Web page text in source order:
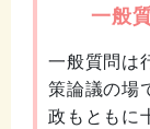
一般
一般質問は
策論議の場
政もともに